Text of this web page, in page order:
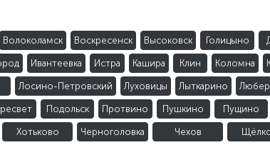
Волоколамск Воскресенск Высоковск Голицыно
Ивантеевка Истра Кашира Клин Коломна
Лосино-Петровский Луховицы Лыткарино
Подольск Протвино Пушкино Пущино
Хотьково Черноголовка Чехов